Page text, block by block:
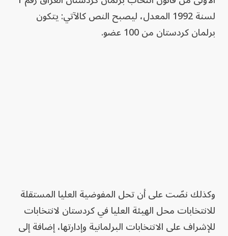
لسنة 1992 المعدل، ليصبح النص كالآتي: يتكون
برلمان كردستان من 100 عضو.
وكذلك نصّت على أن تحل المفوضية العليا المستقلة
للانتخابات محل الهيئة العليا في كردستان لانتخابات
للإشراف على الانتخابات البرلمانية وإدارتها، إضافة إلى